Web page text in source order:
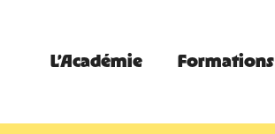
L’Académie Formations